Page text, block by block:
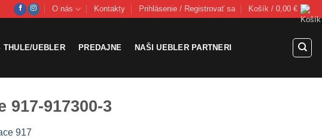
O nás Kontakty Prihlásenie / Registrovať sa Košík / 0,00 €
THULE/UEBLER PREDAJNE NAŠI UEBLER PARTNERI
917300-3
917